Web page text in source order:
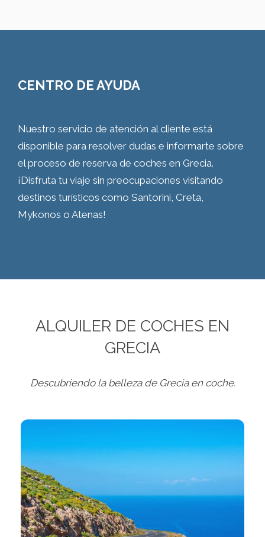
CENTRO DE AYUDA
Nuestro servicio de atención al cliente está
disponible para resolver dudas e informarte sobre
el proceso de reserva de coches en Grecia.
¡Disfruta tu viaje sin preocupaciones visitando
destinos turísticos como Santorini, Creta,
Mykonos o Atenas!
ALQUILER DE COCHES EN
GRECIA
Descubriendo la belleza de Grecia en coche.